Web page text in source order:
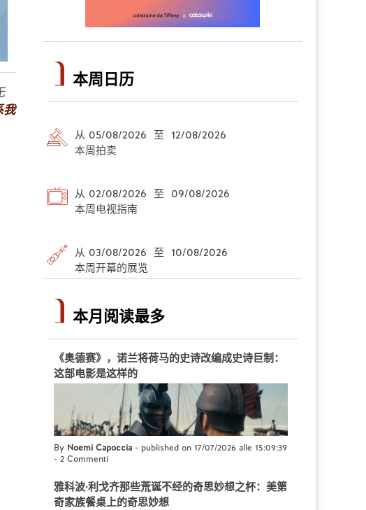
我
本周日历
从 05/08/2026 至 12/08/2026
本周拍卖
从 02/08/2026 至 09/08/2026
本周电视指南
从 03/08/2026 至 10/08/2026
本周开幕的展览
本月阅读最多
《奥德赛》，诺兰将荷马的史诗改编成史诗巨制：
这部电影是这样的
By Noemi Capoccia - published on 17/07/2026 alle 15:09:39
- 2 Commenti
雅科波·利戈齐那些荒诞不经的奇思妙想之杯：美第
奇家族餐桌上的奇思妙想